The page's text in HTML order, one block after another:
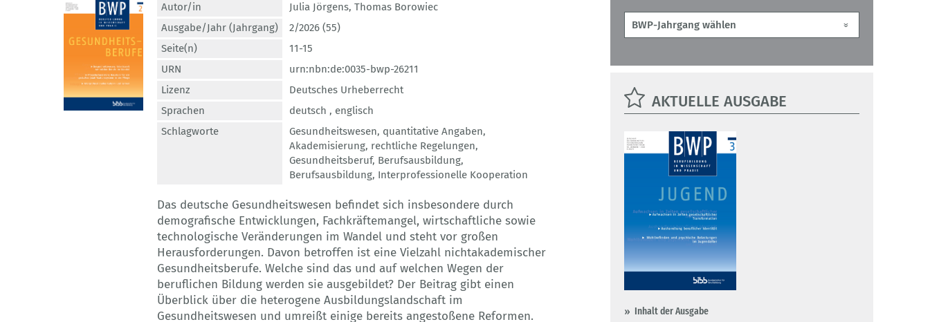
Autor/in Julia Jörgens, Thomas Borowiec
Ausgabe/Jahr (Jahrgang)
2/2026 (55)
Seite(n)
11-15
URN
urn:nbn:de:0035-bwp-26211
Lizenz
Deutsches Urheberrecht
Sprachen
deutsch , englisch
Schlagworte
Gesundheitswesen, quantitative Angaben,
Akademisierung, rechtliche Regelungen,
Gesundheitsberuf, Berufsausbildung,
Berufsausbildung, Interprofessionelle Kooperation
Das deutsche Gesundheitswesen befindet sich insbesondere durch
demografische Entwicklungen, Fachkräftemangel, wirtschaftliche sowie
technologische Veränderungen im Wandel und steht vor großen
Herausforderungen. Davon betroffen ist eine Vielzahl nichtakademischer
Gesundheitsberufe. Welche sind das und auf welchen Wegen der
beruflichen Bildung werden sie ausgebildet? Der Beitrag gibt einen
Überblick über die heterogene Ausbildungslandschaft im
Gesundheitswesen und umreißt einige bereits angestoßene Reformen.
AKTUELLE AUSGABE
Inhalt der Ausgabe